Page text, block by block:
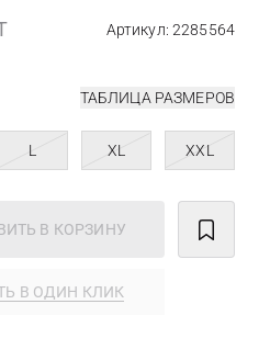
Артикул: 2285564
ТАБЛИЦА РАЗМЕРОВ
L XL XXL
В КОРЗИНУ
В ОДИН КЛИК